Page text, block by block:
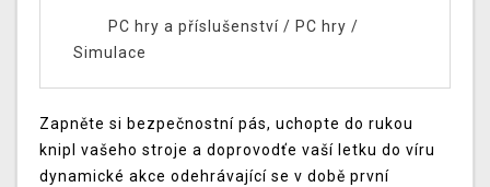
PC hry a příslušenství/ PC hry /
Simulace
Zapněte si bezpečnostní pás, uchopte do rukou
knipl vašeho stroje a doprovodťe vaší letku do víru
dynamické akce odehrávající se v době první